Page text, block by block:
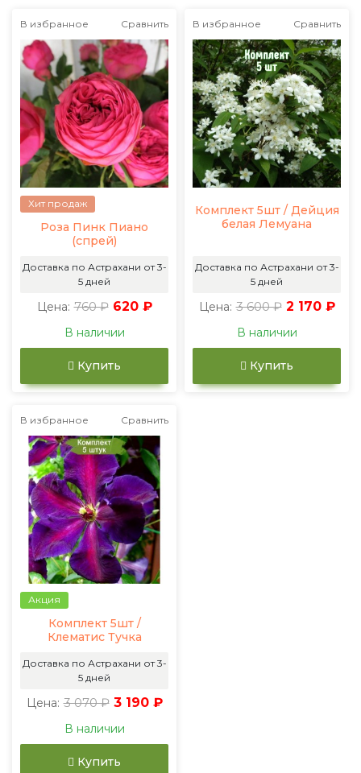
В избранное Сравнить
Хит продаж
Роза Пинк Пиано
(спрей)
Доставка по Астрахани от 3-
5 дней
Цена: 760 ₽ 620 ₽
В наличии
Купить
В избранное Сравнить
Комплект 5шт / Дейция
белая Лемуана
Доставка по Астрахани от 3-
5 дней
Цена: 3 600 ₽ 2 170 ₽
В наличии
Купить
В избранное Сравнить
Акция
Комплект 5шт /
Клематис Тучка
Доставка по Астрахани от 3-
5 дней
Цена: 3 070 ₽ 3 190 ₽
В наличии
Купить